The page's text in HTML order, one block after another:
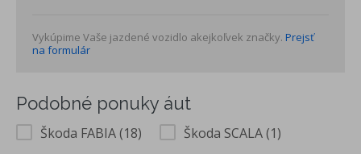
Vykúpime Vaše jazdené vozidlo akejkoľvek značky. Prejsť
na formulár
Podobné ponuky áut
Škoda FABIA (18) Škoda SCALA (1)